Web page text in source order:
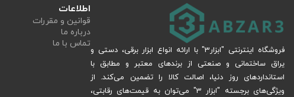
فروشگاه اینترنتی "ابزار3" با ارائه انواع ابزار برقی، دستی و
یراق ساختمانی و صنعتی از برندهای معتبر و مطابق با
استانداردهای روز دنیا، اصالت کالا را تضمین می‌کند. از
ویژگی‌های برجسته "ابزار 3" می‌توان به قیمت‌های رقابتی،
اطلاعات
قوانین و مقررات
درباره ما
تماس با ما